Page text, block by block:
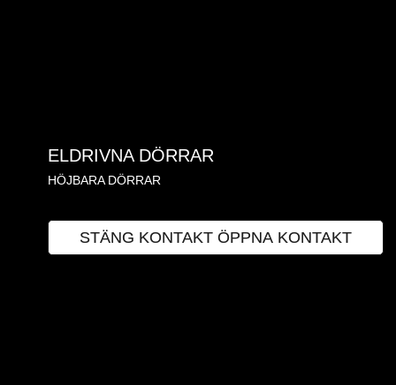
ELDRIVNA DÖRRAR
HÖJBARA DÖRRAR
STÄNG KONTAKT ÖPPNA KONTAKT